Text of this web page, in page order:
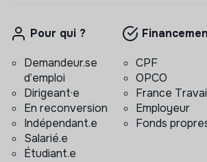
Pour qui ?
Demandeur.se
d’emploi
Dirigeant·e
En reconversion
Indépendant.e
Salarié.e
Étudiant.e
CPF
OPCO
France
Employeur
Fonds